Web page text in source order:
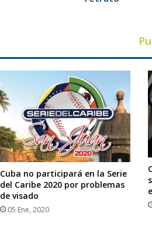
Cuba no participará en la Serie
del Caribe 2020 por problemas
de visado
05 Ene, 2020